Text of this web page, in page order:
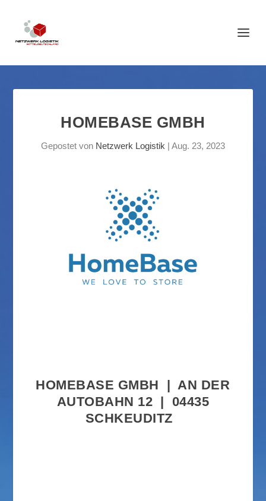
HOMEBASE GMBH
Gepostet von Netzwerk Logistik | Aug. 23, 2023
HOMEBASE GMBH | AN DER
AUTOBAHN 12 | 04435
SCHKEUDITZ